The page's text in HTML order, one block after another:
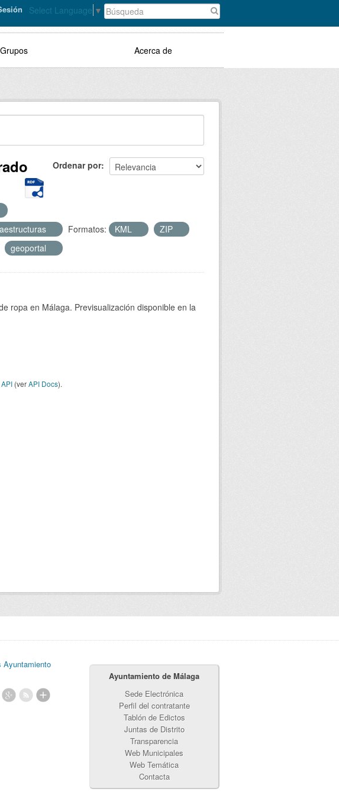
Select Language ▼
Grupos Acerca de
Ordenar por
Formatos: KML
ZIP
geoportal
ropa en Málaga. Previsualización disponible en la
API (verAPI Docs).
Ayuntamiento
Ayuntamiento de Málaga
Sede Electrónica
Perfil del contratante
Tablón de Edictos
Juntas de Distrito
Transparencia
Web Municipales
Web Temática
Contacta